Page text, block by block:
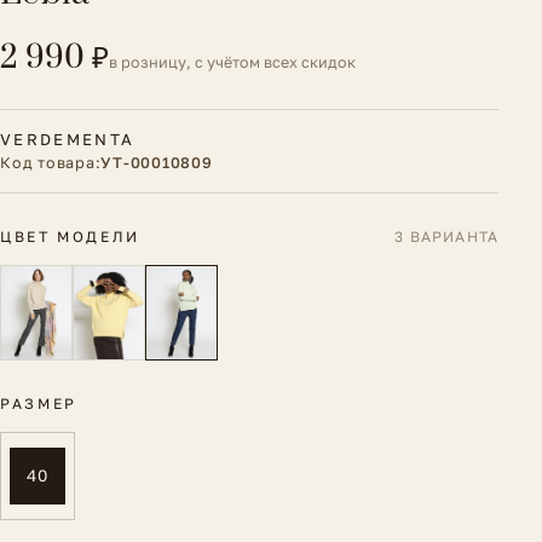
2 990 ₽в розницу, с учётом всех скидок
VERDEMENTA
Код товара:УТ-00010809
ЦВЕТ МОДЕЛИ 3 ВАРИАНТА
РАЗМЕР
40